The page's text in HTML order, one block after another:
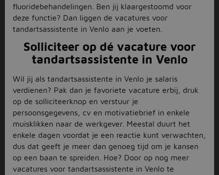
fluoridebehandelingen. Ben jij klaargestoomd voor
deze functie? Dan liggen de vacatures voor
tandartsassistente in Venlo aan je voeten.
Solliciteer op dé vacature voor
tandartsassistente in Venlo
Wil jij als tandartsassistente in Venlo je salaris
verdienen? Pak dan je favoriete vacature erbij, druk
op de solliciteerknop en verstuur je
persoonsgegevens, cv en motivatiebrief in enkele
muisklikken naar de werkgever. Meestal duurt het
enkele dagen voordat je een reactie kunt verwachten,
dus dat geeft je meer dan genoeg tijd om je kansen
op een baan te spreiden. Hoe? Door op nog meer
vacatures voor tandartsassistente in Venlo te